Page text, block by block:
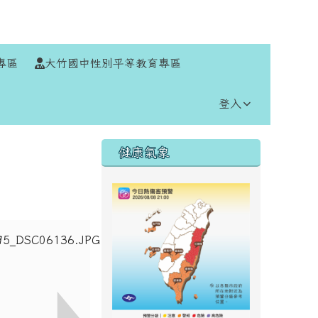
區 大竹國中性別平等教育專區
登入
右邊區域內容
健康氣象